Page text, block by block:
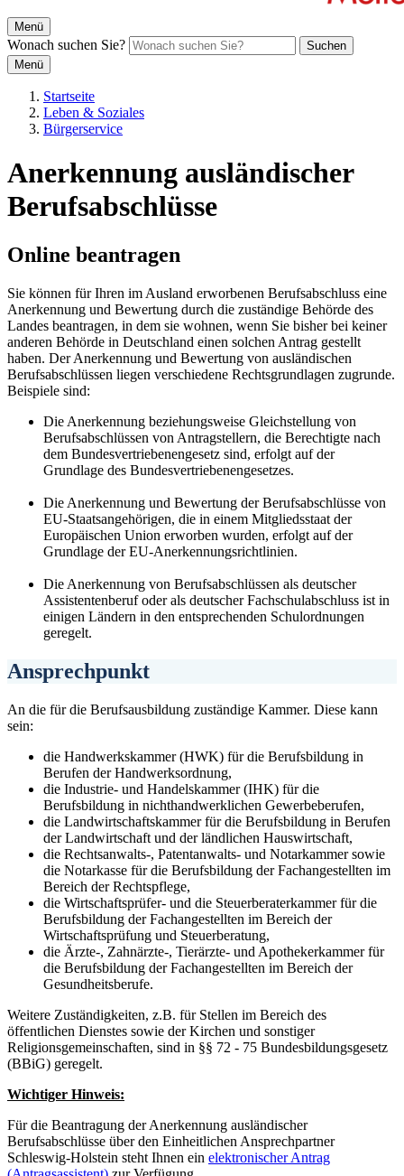
Menü
Wonach suchen Sie?
Suchen
Menü
Startseite
Leben & Soziales
Bürgerservice
Anerkennung ausländischer
Berufsabschlüsse
Online beantragen
Sie können für Ihren im Ausland erworbenen Berufsabschluss eine
Anerkennung und Bewertung durch die zuständige Behörde des
Landes beantragen, in dem sie wohnen, wenn Sie bisher bei keiner
anderen Behörde in Deutschland einen solchen Antrag gestellt
haben. Der Anerkennung und Bewertung von ausländischen
Berufsabschlüssen liegen verschiedene Rechtsgrundlagen zugrunde.
Beispiele sind:
Die Anerkennung beziehungsweise Gleichstellung von
Berufsabschlüssen von Antragstellern, die Berechtigte nach
dem Bundesvertriebenengesetz sind, erfolgt auf der
Grundlage des Bundesvertriebenengesetzes.
Die Anerkennung und Bewertung der Berufsabschlüsse von
EU-Staatsangehörigen, die in einem Mitgliedsstaat der
Europäischen Union erworben wurden, erfolgt auf der
Grundlage der EU-Anerkennungsrichtlinien.
Die Anerkennung von Berufsabschlüssen als deutscher
Assistentenberuf oder als deutscher Fachschulabschluss ist in
einigen Ländern in den entsprechenden Schulordnungen
geregelt.
Ansprechpunkt
An die für die Berufsausbildung zuständige Kammer. Diese kann
sein:
die Handwerkskammer (HWK) für die Berufsbildung in
Berufen der Handwerksordnung,
die Industrie- und Handelskammer (IHK) für die
Berufsbildung in nichthandwerklichen Gewerbeberufen,
die Landwirtschaftskammer für die Berufsbildung in Berufen
der Landwirtschaft und der ländlichen Hauswirtschaft,
die Rechtsanwalts-, Patentanwalts- und Notarkammer sowie
die Notarkasse für die Berufsbildung der Fachangestellten im
Bereich der Rechtspflege,
die Wirtschaftsprüfer- und die Steuerberaterkammer für die
Berufsbildung der Fachangestellten im Bereich der
Wirtschaftsprüfung und Steuerberatung,
die Ärzte-, Zahnärzte-, Tierärzte- und Apothekerkammer für
die Berufsbildung der Fachangestellten im Bereich der
Gesundheitsberufe.
Weitere Zuständigkeiten, z.B. für Stellen im Bereich des
öffentlichen Dienstes sowie der Kirchen und sonstiger
Religionsgemeinschaften, sind in §§ 72 - 75 Bundesbildungsgesetz
(BBiG) geregelt.
Wichtiger Hinweis:
Für die Beantragung der Anerkennung ausländischer
Berufsabschlüsse über den Einheitlichen Ansprechpartner
Schleswig-Holstein steht Ihnen ein elektronischer Antrag